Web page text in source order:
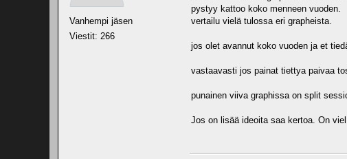
Vanhempi jäsen
Viestit: 266
pystyy kattoo koko menneen vuoden.
vertailu vielä tulossa eri grapheista.
jos olet avannut koko vuoden ja et
vastaavasti jos painat tiettya paivaa
punainen viiva graphissa on split
Jos on lisää ideoita saa kertoa. On